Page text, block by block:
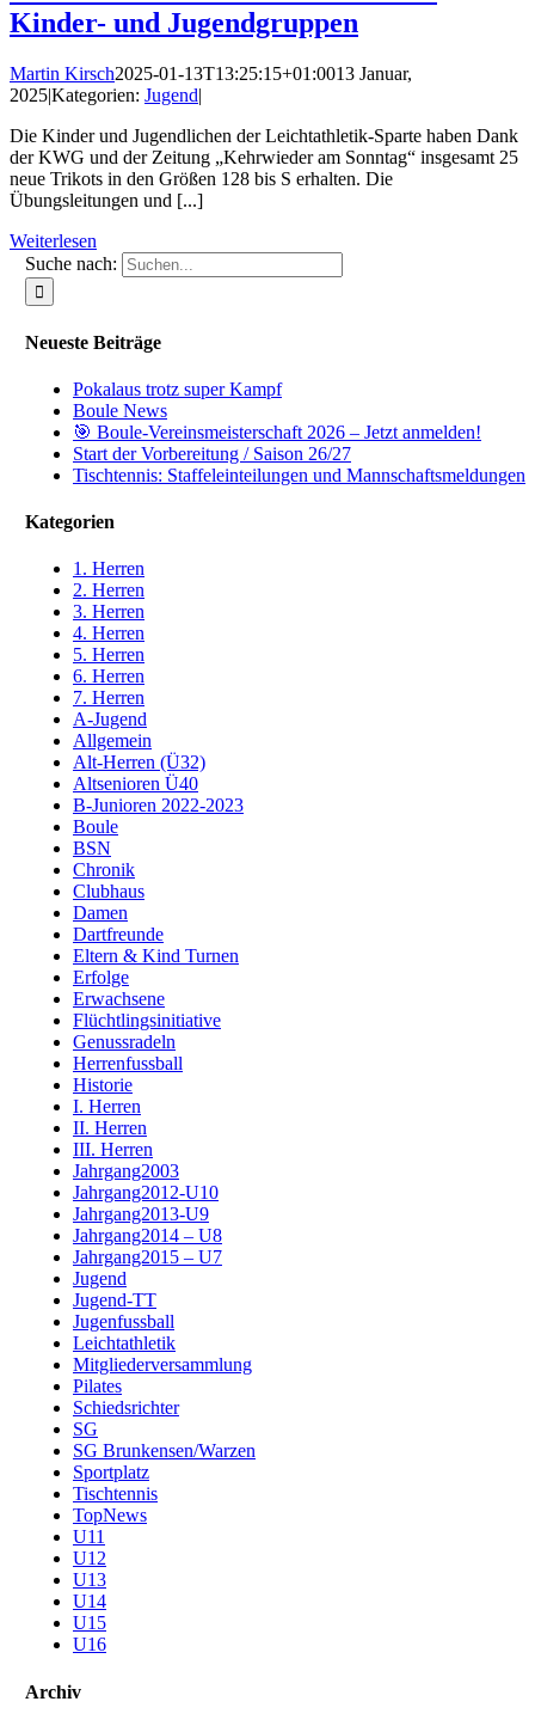
Kinder- und Jugendgruppen
Martin Kirsch2025-01-13T13:25:15+01:0013 Januar,
2025|Kategorien: Jugend|
Die Kinder und Jugendlichen der Leichtathletik-Sparte haben Dank
der KWG und der Zeitung „Kehrwieder am Sonntag“ insgesamt 25
neue Trikots in den Größen 128 bis S erhalten. Die
Übungsleitungen und [...]
Weiterlesen
Suche nach:
Neueste Beiträge
Pokalaus trotz super Kampf
Boule News
🎯 Boule-Vereinsmeisterschaft 2026 – Jetzt anmelden!
Start der Vorbereitung / Saison 26/27
Tischtennis: Staffeleinteilungen und Mannschaftsmeldungen
Kategorien
1. Herren
2. Herren
3. Herren
4. Herren
5. Herren
6. Herren
7. Herren
A-Jugend
Allgemein
Alt-Herren (Ü32)
Altsenioren Ü40
B-Junioren 2022-2023
Boule
BSN
Chronik
Clubhaus
Damen
Dartfreunde
Eltern & Kind Turnen
Erfolge
Erwachsene
Flüchtlingsinitiative
Genussradeln
Herrenfussball
Historie
I. Herren
II. Herren
III. Herren
Jahrgang2003
Jahrgang2012-U10
Jahrgang2013-U9
Jahrgang2014 – U8
Jahrgang2015 – U7
Jugend
Jugend-TT
Jugenfussball
Leichtathletik
Mitgliederversammlung
Pilates
Schiedsrichter
SG
SG Brunkensen/Warzen
Sportplatz
Tischtennis
TopNews
U11
U12
U13
U14
U15
U16
Archiv